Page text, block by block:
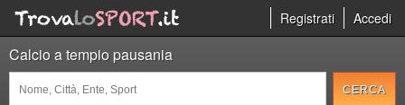
Registrati Accedi
Calcio a tempio pausania